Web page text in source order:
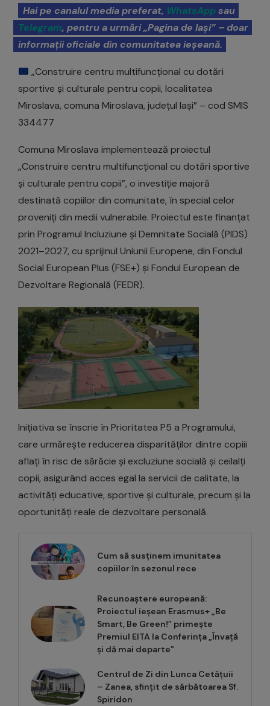
Hai pe canalul media preferat, WhatsAppsau
Telegram, pentru a urmări „Pagina de Iași” – doar
informații oficiale din comunitatea ieșeană.
„Construire centru multifuncțional cu dotări
sportive și culturale pentru copii, localitatea
Miroslava, comuna Miroslava, județul Iași” – cod SMIS
334477
Comuna Miroslava implementează proiectul
„Construire centru multifuncțional cu dotări sportive
și culturale pentru copii”, o investiție majoră
destinată copiilor din comunitate, în special celor
proveniți din medii vulnerabile. Proiectul este finanțat
prin Programul Incluziune și Demnitate Socială (PIDS)
2021–2027, cu sprijinul Uniunii Europene, din Fondul
Social European Plus (FSE+) și Fondul European de
Dezvoltare Regională (FEDR).
Inițiativa se înscrie în Prioritatea P5 a Programului,
care urmărește reducerea disparităților dintre copiii
aflați în risc de sărăcie și excluziune socială și ceilalți
copii, asigurând acces egal la servicii de calitate, la
activități educative, sportive și culturale, precum și la
oportunități reale de dezvoltare personală.
Cum să susținem imunitatea
copiilor în sezonul rece
Recunoaștere europeană:
Proiectul ieșean Erasmus+ „Be
Smart, Be Green!” primește
Premiul EITA la Conferința „Învață
și dă mai departe”
Centrul de Zi din Lunca Cetățuii
– Zanea, sfințit de sărbătoarea Sf.
Spiridon